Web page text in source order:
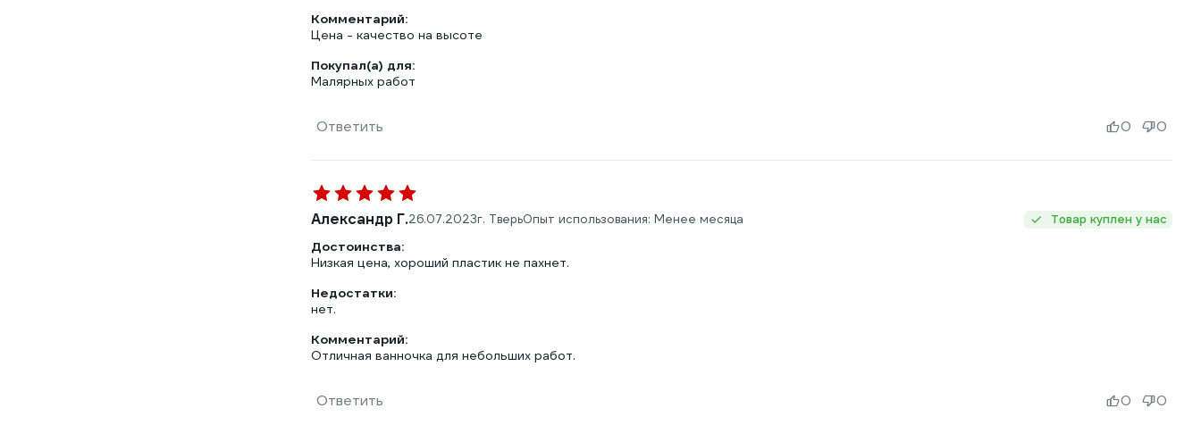
Комментарий:
Цена - качество на высоте
Покупал(а) для:
Малярных работ
Ответить 0 0
Александр Г.26.07.2023г. ТверьОпыт использования: Менее месяца Товар куплен у нас
Достоинства:
Низкая цена, хороший пластик не пахнет.
Недостатки:
нет.
Комментарий:
Отличная ванночка для небольших работ.
Ответить 0 0